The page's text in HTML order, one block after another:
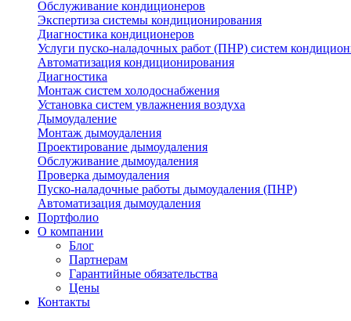
Обслуживание кондиционеров
Экспертиза системы кондиционирования
Диагностика кондиционеров
Услуги пуско-наладочных работ (ПНР) систем
Автоматизация кондиционирования
Диагностика
Монтаж систем холодоснабжения
Установка систем увлажнения воздуха
Дымоудаление
Монтаж дымоудаления
Проектирование дымоудаления
Обслуживание дымоудаления
Проверка дымоудаления
Пуско-наладочные работы дымоудаления (ПНР)
Автоматизация дымоудаления
Портфолио
О компании
Блог
Партнерам
Гарантийные обязательства
Цены
Контакты